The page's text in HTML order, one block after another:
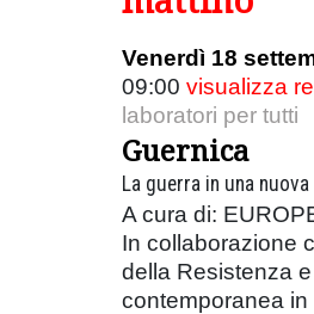
Venerdì 18
09:00 visualizza
laboratori per tutti
Guernica
La guerra in una
A cura di:
In collaborazione
della Resistenza
contemporanea